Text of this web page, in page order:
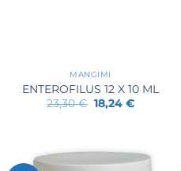
MANGIMI
ENTEROFILUS 12 X 10 ML
23,30€ Il
prezzo
18,24 €Il